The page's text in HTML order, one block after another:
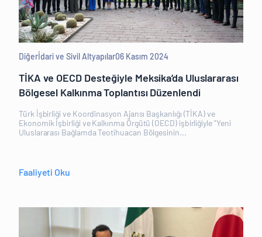
Diğerİdari ve Sivil Altyapılar06 Kasım 2024
TİKA ve OECD Desteğiyle Meksika’da Uluslararası
Bölgesel Kalkınma Toplantısı Düzenlendi
Türk İşbirliği ve Koordinasyon Ajansı Başkanlığı (TİKA) ve
Ekonomik İşbirliği ve Kalkınma Örgütü (OECD) işbirliğiyle "Yeni
Uluslararası Bağlamda Teotihuacan Bölgesinin...
Faaliyeti Oku